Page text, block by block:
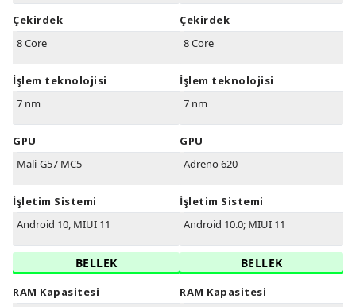
Çekirdek
8 Core
İşlem teknolojisi
7 nm
GPU
Mali-G57 MC5
İşletim Sistemi
Android 10, MIUI 11
BELLEK
RAM Kapasitesi
Çekirdek
8 Core
İşlem teknolojisi
7 nm
GPU
Adreno 620
İşletim Sistemi
Android 10.0; MIUI 11
BELLEK
RAM Kapasitesi